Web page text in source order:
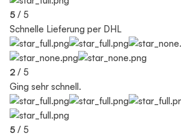
5 / 5
Schnelle Lieferung per DHL
2 / 5
Ging sehr schnell.
5 / 5